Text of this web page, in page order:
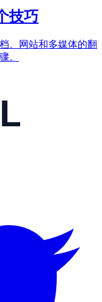
技巧
、网站和多媒体的翻
。